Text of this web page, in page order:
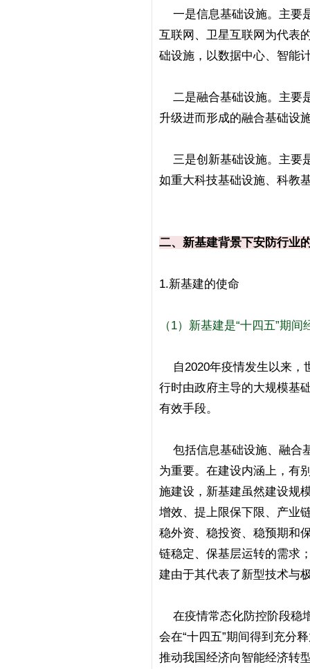
一是信息基础设施。 主要
互联网、卫星互联网为代表
础设施，以数据中心、智能
二是融合基础设施。 主要
升级进而形成的融合基础设
三是创新基础设施。 主要
如重大科技基础设施、科教
二、新基建背景下安防行业
1.新基建的使命
（1）新基建是“十四五”期
自2020年疫情发生以来，
行时由政府主导的大规模基
有效手段。
包括信息基础设施、融合
为重要。在建设内涵上，有
施建设，新基建虽然建设规
增效、提上限保下限、产业
稳外资、稳投资、稳预期和
链稳定、保基层运转的需求
建由于其代表了新型技术与
在疫情常态化防控阶段稳
会在“十四五”期间得到充分
推动我国经济向智能经济转